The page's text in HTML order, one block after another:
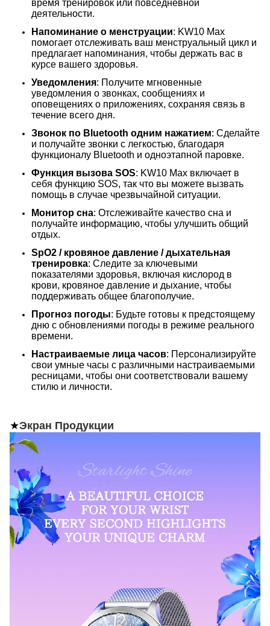
время тренировок или повседневной
деятельности.
Напоминание о менструации: KW10 Max
помогает отслеживать ваш менструальный цикл и
предлагает напоминания, чтобы держать вас в
курсе вашего здоровья.
Уведомления: Получите мгновенные
уведомления о звонках, сообщениях и
оповещениях о приложениях, сохраняя связь в
течение всего дня.
Звонок по Bluetooth одним нажатием: Сделайте
и получайте звонки с легкостью, благодаря
функционалу Bluetooth и одноэтапной паровке.
Функция вызова SOS: KW10 Max включает в
себя функцию SOS, так что вы можете вызвать
помощь в случае чрезвычайной ситуации.
Монитор сна: Отслеживайте качество сна и
получайте информацию, чтобы улучшить общий
отдых.
SpO2 / кровяное давление / дыхательная
тренировка: Следите за ключевыми
показателями здоровья, включая кислород в
крови, кровяное давление и дыхание, чтобы
поддерживать общее благополучие.
Прогноз погоды: Будьте готовы к предстоящему
дню с обновлениями погоды в режиме реального
времени.
Настраиваемые лица часов: Персонализируйте
свои умные часы с различными настраиваемыми
ресницами, чтобы они соответствовали вашему
стилю и личности.
★Экран Продукции